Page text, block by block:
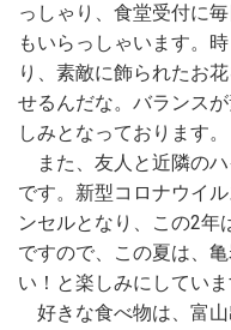
っしゃり、食堂受付に
もいらっしゃいます。
り、素敵に飾られたお
せるんだな。バランス
しみとなっております。
また、友人と近隣の
です。新型コロナウイ
ンセルとなり、この2年
ですので、この夏は、
い！と楽しみにしていま
好きな食べ物は、富